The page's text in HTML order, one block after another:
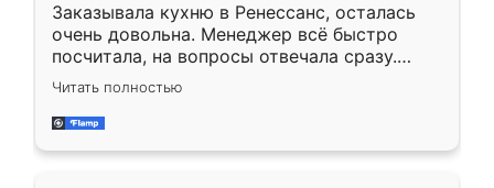
Заказывала кухню в Ренессанс, осталась
очень довольна. Менеджер всё быстро
посчитала, на вопросы отвечала сразу.
Замерщик приехал в субботу, подошёл к
делу со всей ответственностью. Собрали
за день, ребята работали аккуратно, даже
Читать полностью